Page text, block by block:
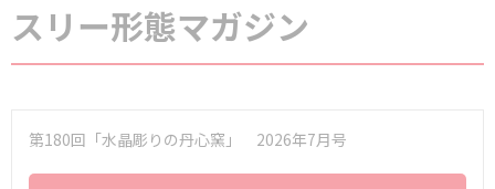
スリー形態マガジン
第180回「水晶彫りの丹心窯」 2026年7月号